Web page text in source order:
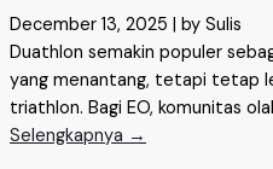
December 13, 2025
by Sulis
Duathlon semakin populer
yang menantang, tetapi tetap
triathlon. Bagi EO, komunitas
Selengkapnya →